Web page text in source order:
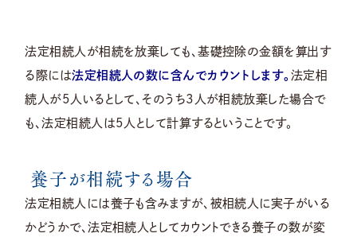
法定相続人が相続を放棄しても、基礎控除の金額を算出す
る際には法定相続人の数に含んでカウントします。法定相
続人が5人いるとして、そのうち3人が相続放棄した場合で
も、法定相続人は5人として計算するということです。
養子が相続する場合
法定相続人には養子も含みますが、被相続人に実子がいる
かどうかで、法定相続人としてカウントできる養子の数が変